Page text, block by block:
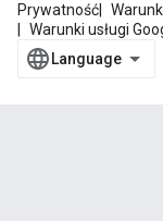
Prywatność
Warunki usługi